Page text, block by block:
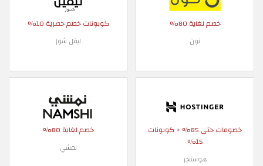
خصم لغاية 80%
نون
كوبونات خصم حصرية 10%
ليفل شوز
خصومات حتى 85% + كوبونات
15%
هوستنجر
خصم لغاية 80%
نمشي